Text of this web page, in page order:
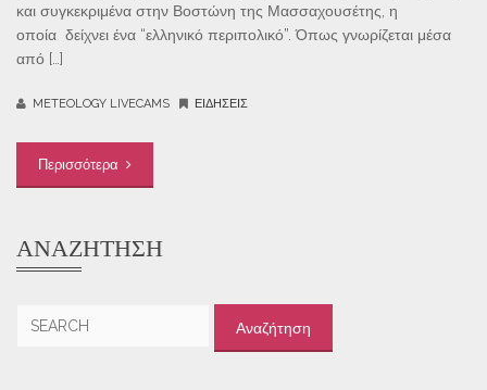
και συγκεκριμένα στην Βοστώνη της Μασσαχουσέτης, η
οποία δείχνει ένα “ελληνικό περιπολικό”. Όπως γνωρίζεται μέσα
από […]
METEOLOGY LIVECAMS ΕΙΔΉΣΕΙΣ
Περισσότερα
ΑΝΑΖΉΤΗΣΗ